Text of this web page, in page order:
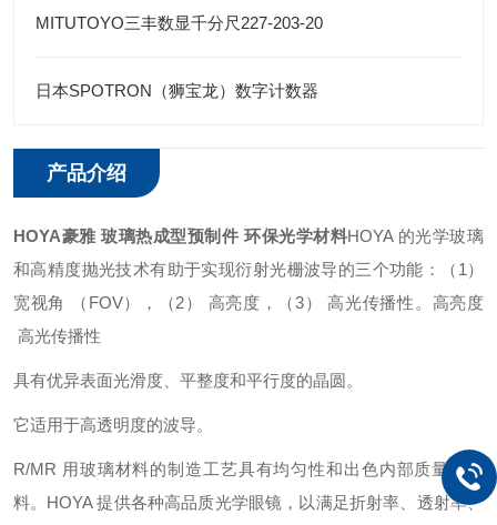
MITUTOYO三丰数显千分尺227-203-20
日本SPOTRON（狮宝龙）数字计数器
产品介绍
HOYA豪雅 玻璃热成型预制件 环保光学材料HOYA 的光学玻璃
和高精度抛光技术有助于实现衍射光栅波导的三个功能：
（1）
宽视角 （FOV），（2） 高亮度，（3） 高光传播性。 高亮度
高光传播性
具有优异表面光滑度、平整度和平行度的晶圆。
它适用于高透明度的波导。
R/MR 用玻璃材料的制造工艺具有均匀性和出色内部质量的材
料。 HOYA 提供各种高品质光学眼镜，以满足折射率、透射率、